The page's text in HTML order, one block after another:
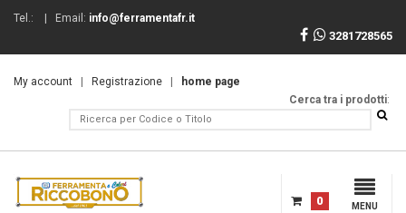
Tel.: | Email: info@ferramentafr.it
3281728565
My account Registrazione
home page
Cerca tra i prodotti:
MENU
0